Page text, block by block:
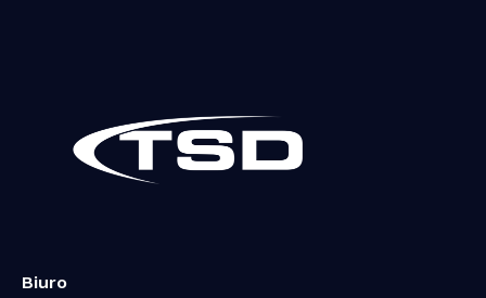
Biuro